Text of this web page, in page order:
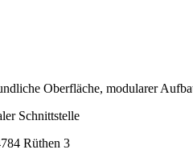
Oberfläche, modularer
Schnittstelle
Rüthen 3